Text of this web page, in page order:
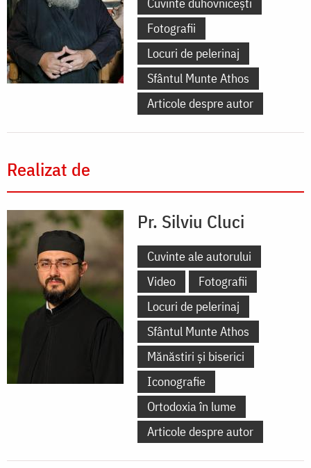
Fotografii
Locuri de pelerinaj
Sfântul Munte Athos
Articole despre autor
Realizat de
Pr. Silviu Cluci
Cuvinte ale autorului
Video
Fotografii
Locuri de pelerinaj
Sfântul Munte Athos
Mănăstiri și biserici
Iconografie
Ortodoxia în lume
Articole despre autor